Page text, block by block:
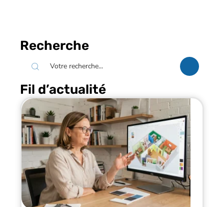
Recherche
Fil d’actualité